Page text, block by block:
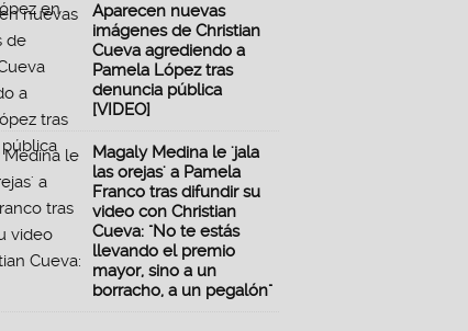
Aparecen nuevas
imágenes de Christian
Cueva agrediendo a
Pamela López tras
denuncia pública
[VIDEO]
Magaly Medina le 'jala
las orejas' a Pamela
Franco tras difundir su
video con Christian
Cueva: "No te estás
llevando el premio
mayor, sino a un
borracho, a un pegalón"